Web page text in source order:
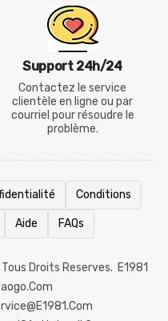
Support 24h/24
Contactez le service
clientèle en ligne ou par
courriel pour résoudre le
problème.
Conditions
Aide FAQs
Tous Droits Reserves. E1981